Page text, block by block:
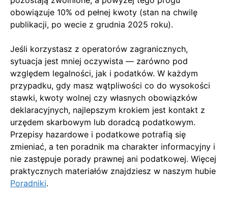
obowiązuje 10% od pełnej kwoty (stan na chwilę
publikacji, po wecie z grudnia 2025 roku).
Jeśli korzystasz z operatorów zagranicznych,
sytuacja jest mniej oczywista — zarówno pod
względem legalności, jak i podatków. W każdym
przypadku, gdy masz wątpliwości co do wysokości
stawki, kwoty wolnej czy własnych obowiązków
deklaracyjnych, najlepszym krokiem jest kontakt z
urzędem skarbowym lub doradcą podatkowym.
Przepisy hazardowe i podatkowe potrafią się
zmieniać, a ten poradnik ma charakter informacyjny i
nie zastępuje porady prawnej ani podatkowej. Więcej
praktycznych materiałów znajdziesz w naszym hubie
Poradniki.